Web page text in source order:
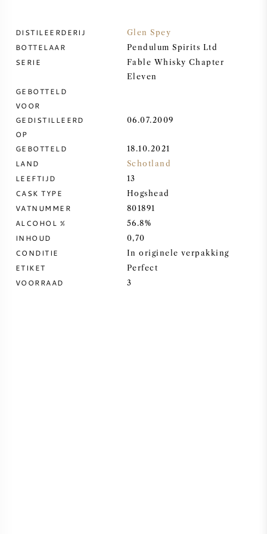
PINOT NOIR
CHARDONNAY
MERLOT
SAUVIGNON BLANC
SYRAH / SHIRAZ
DISTILEERDERIJ Glen Spey
BOTTELAAR Pendulum Spirits Ltd
SERIE
Fable Whisky Chapter
Eleven
GEBOTTELD
VOOR
GEDISTILLEERD
OP
06.07.2009
GEBOTTELD 18.10.2021
LAND Schotland
LEEFTIJD 13
CASK TYPE Hogshead
VATNUMMER 801891
ALCOHOL % 56.8%
INHOUD 0,70
CONDITIE In originele verpakking
ETIKET Perfect
VOORRAAD 3